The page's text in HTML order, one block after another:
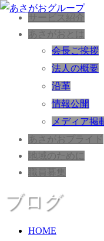
サービス紹介
あさがおとは
会長ご挨拶
法人の概要
沿革
情報公開
メディア掲
あさがおプライド
地域のために
職員募集
ブログ
HOME